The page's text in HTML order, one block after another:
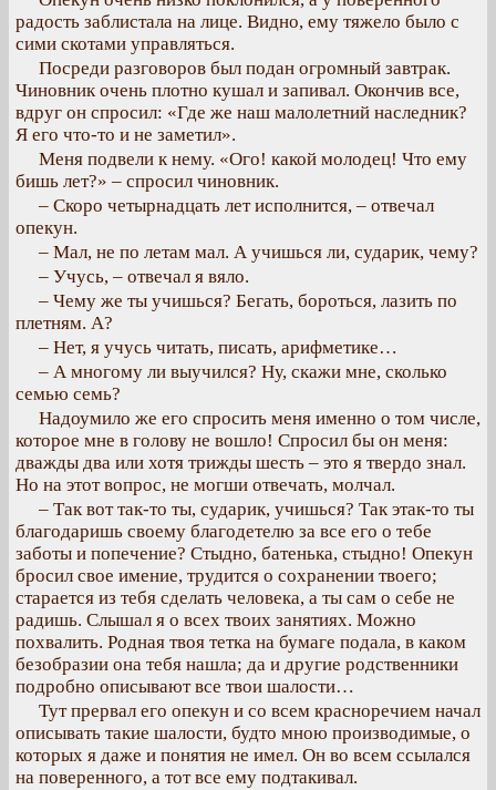
радость заблистала на лице. Видно, ему тяжело было с
сими скотами управляться.
Посреди разговоров был подан огромный завтрак.
Чиновник очень плотно кушал и запивал. Окончив все,
вдруг он спросил: «Где же наш малолетний наследник?
Я его что-то и не заметил».
Меня подвели к нему. «Ого! какой молодец! Что ему
бишь лет?» – спросил чиновник.
– Скоро четырнадцать лет исполнится, – отвечал
опекун.
– Мал, не по летам мал. А учишься ли, сударик, чему?
– Учусь, – отвечал я вяло.
– Чему же ты учишься? Бегать, бороться, лазить по
плетням. А?
– Нет, я учусь читать, писать, арифметике…
– А многому ли выучился? Ну, скажи мне, сколько
семью семь?
Надоумило же его спросить меня именно о том числе,
которое мне в голову не вошло! Спросил бы он меня:
дважды два или хотя трижды шесть – это я твердо знал.
Но на этот вопрос, не могши отвечать, молчал.
– Так вот так-то ты, сударик, учишься? Так этак-то ты
благодаришь своему благодетелю за все его о тебе
заботы и попечение? Стыдно, батенька, стыдно! Опекун
бросил свое имение, трудится о сохранении твоего;
старается из тебя сделать человека, а ты сам о себе не
радишь. Слышал я о всех твоих занятиях. Можно
похвалить. Родная твоя тетка на бумаге подала, в каком
безобразии она тебя нашла; да и другие родственники
подробно описывают все твои шалости…
Тут прервал его опекун и со всем красноречием начал
описывать такие шалости, будто мною производимые, о
которых я даже и понятия не имел. Он во всем ссылался
на поверенного, а тот все ему подтакивал.